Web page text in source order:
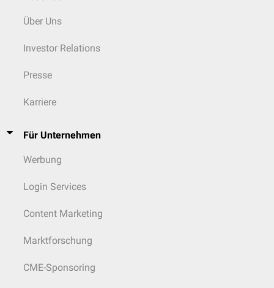
Über Uns
Investor Relations
Presse
Karriere
Für Unternehmen
Werbung
Login Services
Content Marketing
Marktforschung
CME-Sponsoring